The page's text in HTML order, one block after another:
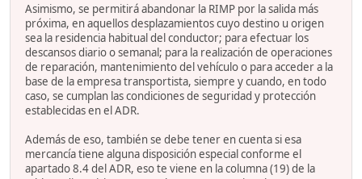
Asimismo, se permitirá abandonar la RIMP por la salida más
próxima, en aquellos desplazamientos cuyo destino u origen
sea la residencia habitual del conductor; para efectuar los
descansos diario o semanal; para la realización de operaciones
de reparación, mantenimiento del vehículo o para acceder a la
base de la empresa transportista, siempre y cuando, en todo
caso, se cumplan las condiciones de seguridad y protección
establecidas en el ADR.
Además de eso, también se debe tener en cuenta si esa
mercancía tiene alguna disposición especial conforme el
apartado 8.4 del ADR, eso te viene en la columna (19) de la